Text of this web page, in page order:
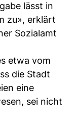
lässt in
zu», erklärt
Sozialamt
etwa vom
die Stadt
eine
sei nicht